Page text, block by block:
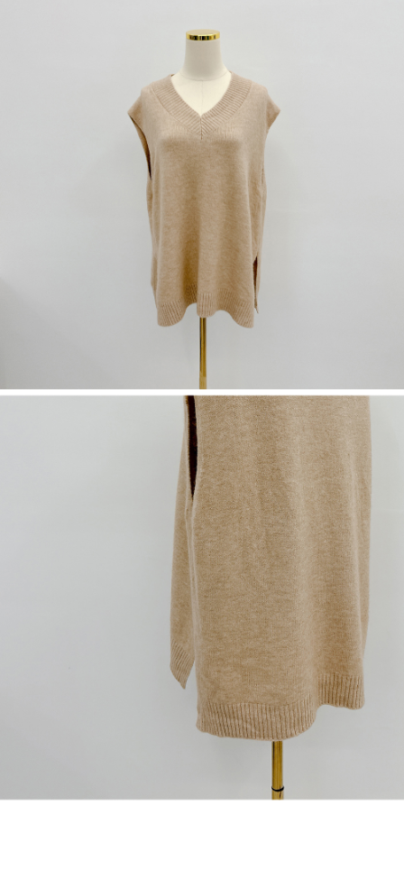
pesanan ditubuhkan, akan secara automatik dialihkan ke proses
ansuran yang diingini, tarikh akhir pembayaran, dan setelah
mengesahkan pembayaran, transaksi akan selesai.
3. Jumlah kelulusan sebenar, bilangan ansuran dan jumlah bayaran
adalah berdasarkan halaman pengesahan transaksi seterusnya.
4. Dalam masa 30 minit selepas pesanan ditubuhkan, jika tidak pergi
untuk mengesahkan transaksi atau jika tidak lulus semakan, pesanan
akan dibatalkan secara automatik. Jika terdapat situasi "pindah untuk
semakan khusus" yang tidak lulus, ini menunjukkan bahawa sistem
penilaian tidak mencukupi, tiada penjelasan mengenai kandungan
penilaian boleh diberikan.
【Penerangan Kaedah Pembayaran】
1. Pembayaran ansuran tidak digabungkan dalam bil telekomunikasi,
"Pembayaran Ansuran Gogo" akan menghantar SMS peringatan
pembayaran selepas tarikh penyelesaian bulanan.
2. Melalui pautan SMS untuk membuka bil, anda boleh memilih untuk
membayar melalui "Kod bar kedai serbaneka / Kedai rasmi Taiwan
Mobile / Pemindahan bank / Pembayaran J街口 / iPASS MONEY" dan
【Nota Penting】
1. Perkhidmatan ini disediakan oleh "Taiwan Mobile Co., Ltd." untuk
membolehkan pengguna membeli produk atau perkhidmatan melalui
perkhidmatan ini semasa transaksi, dan kedai akan menyerahkan hak
tuntutan harga jual/beli ansuran kepada syarikat ini untuk membayar bil
2. Berdasarkan tujuan kontrak persetujuan pembayaran menggunakan
"Pembayaran Ansuran Gogo", kedai akan memberikan maklumat peribadi
anda (termasuk nama, telefon atau alamat) kepada Taiwan Mobile untuk
pengumpulan, pemprosesan dan penggunaan, untuk pengesahan,
semakan dan pembetulan data yang diperlukan untuk bil ansuran oleh
3. Sila baca syarat perkhidmatan pengguna secara lengkap melalui
pautan berikut: https://oppay.tw/userRule